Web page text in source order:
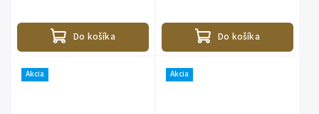
Do košíka Do košíka
Akcia Akcia